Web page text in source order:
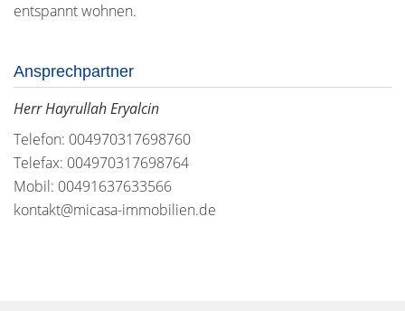
entspannt wohnen.
Ansprechpartner
Herr Hayrullah Eryalcin
Telefon: 004970317698760
Telefax: 004970317698764
Mobil: 00491637633566
kontakt@micasa-immobilien.de